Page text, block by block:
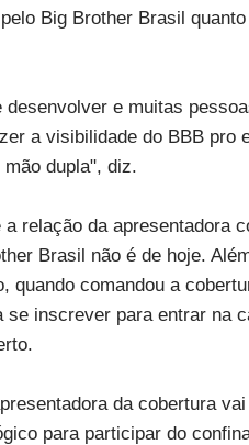
Big Brother Brasil
e muitas
a visibilidade do BBB
dupla", diz.
relação da apresentadora
Brasil não é de hoje.
quando comandou a
se inscrever para entrar na
da cobertura
para participar do